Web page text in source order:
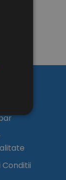
Conditii